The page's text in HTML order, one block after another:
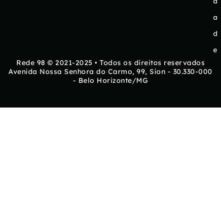
a
d
e
Rede 98 © 2021-2025 • Todos os direitos reservados
Avenida Nossa Senhora do Carmo, 99, Sion - 30.330-000
- Belo Horizonte/MG